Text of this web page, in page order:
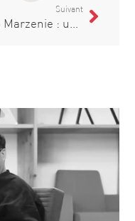
Suivant
Kino Marzenie : une qualité qui résiste au temps